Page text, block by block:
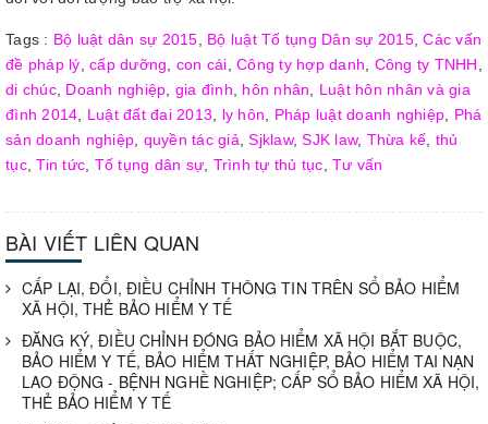
Tags : Bộ luật dân sự 2015, Bộ luật Tố tụng Dân sự 2015,Các vấn
đề pháp lý, cấp dưỡng, con cái, Công ty hợp danh, Công ty TNHH,
di chúc, Doanh nghiệp, gia đình, hôn nhân, Luật hôn nhân và gia
đình 2014, Luật đất đai 2013, ly hôn, Pháp luật doanh nghiệp, Phá
sản doanh nghiệp, quyền tác giả,Sjklaw,SJK law, Thừa kế, thủ
tục,Tin tức, Tố tụng dân sự, Trình tự thủ tục, Tư vấn
BÀI VIẾT LIÊN QUAN
CẤP LẠI, ĐỔI, ĐIỀU CHỈNH THÔNG TIN TRÊN SỔ BẢO HIỂM
XÃ HỘI, THẺ BẢO HIỂM Y TẾ
ĐĂNG KÝ, ĐIỀU CHỈNH ĐÓNG BẢO HIỂM XÃ HỘI BẮT BUỘC,
BẢO HIỂM Y TẾ, BẢO HIỂM THẤT NGHIỆP, BẢO HIỂM TAI NẠN
LAO ĐỘNG - BỆNH NGHỀ NGHIỆP; CẤP SỔ BẢO HIỂM XÃ HỘI,
THẺ BẢO HIỂM Y TẾ